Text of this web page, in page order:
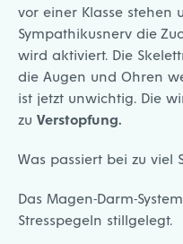
vor einer Klasse stehen
Sympathikusnerv die
wird aktiviert. Die
die Augen und Ohren
ist jetzt unwichtig. Die
zu Verstopfung.
Was passiert bei zu viel
Das Magen-Darm-
Stresspegeln stillgelegt.